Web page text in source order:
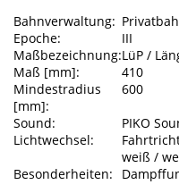
Bahnverwaltung:
Epoche:
III
Maßbezeichnung:LüP /
Maß [mm]:
410
Mindestradius
[mm]:
600
Sound:
PIKO
Lichtwechsel:
weiß /
Besonderheiten: